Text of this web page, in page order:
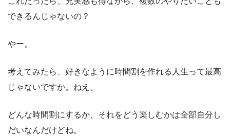
できるんじゃないの？
やー。
考えてみたら、好きなように時間割を作れる人生って最高
じゃないですか。ねえ。
どんな時間割にするか、それをどう楽しむかは全部自分し
だいなんだけどね。